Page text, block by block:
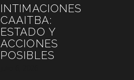
INTIMACIONES
CAAITBA:
ESTADO Y
ACCIONES
POSIBLES